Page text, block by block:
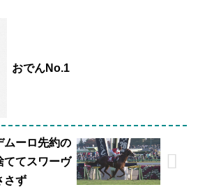
おでんNo.1
ムーロ先約の
ててスワーヴ
さず